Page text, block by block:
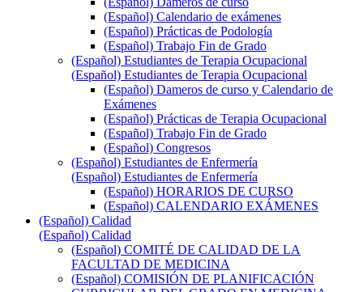
(Español) Calendario de exámenes
(Español) Prácticas de Podología
(Español) Trabajo Fin de Grado
(Español) Estudiantes de Terapia Ocupacional
(Español) Estudiantes de Terapia Ocupacional
(Español) Dameros de curso y Calendario de
Exámenes
(Español) Prácticas de Terapia Ocupacional
(Español) Trabajo Fin de Grado
(Español) Congresos
(Español) Estudiantes de Enfermería
(Español) Estudiantes de Enfermería
(Español) HORARIOS DE CURSO
(Español) CALENDARIO EXÁMENES
(Español) Calidad
(Español) Calidad
(Español) COMITÉ DE CALIDAD DE LA
FACULTAD DE MEDICINA
(Español) COMISIÓN DE PLANIFICACIÓN